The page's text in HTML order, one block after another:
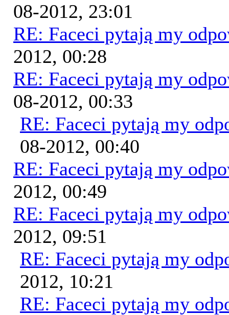
08-2012, 23:01
RE: Faceci pytają my
2012, 00:28
RE: Faceci pytają my
08-2012, 00:33
RE: Faceci pytają my
08-2012, 00:40
RE: Faceci pytają my
2012, 00:49
RE: Faceci pytają my
2012, 09:51
RE: Faceci pytają my
2012, 10:21
RE: Faceci pytają my